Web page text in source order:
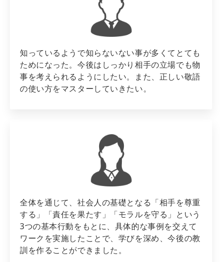
知っているようで知らないない事が多くてとても
ためになった。今後はしっかり相手の立場でも物
事を考えられるようにしたい。また、正しい敬語
の使い方をマスターしていきたい。
全体を通じて、社会人の基礎となる「相手を尊重
する」「責任を果たす」「モラルを守る」という
3つの基本行動をもとに、具体的な事例を交えて
ワークを実施したことで、学びを深め、今後の教
訓を作ることができました。